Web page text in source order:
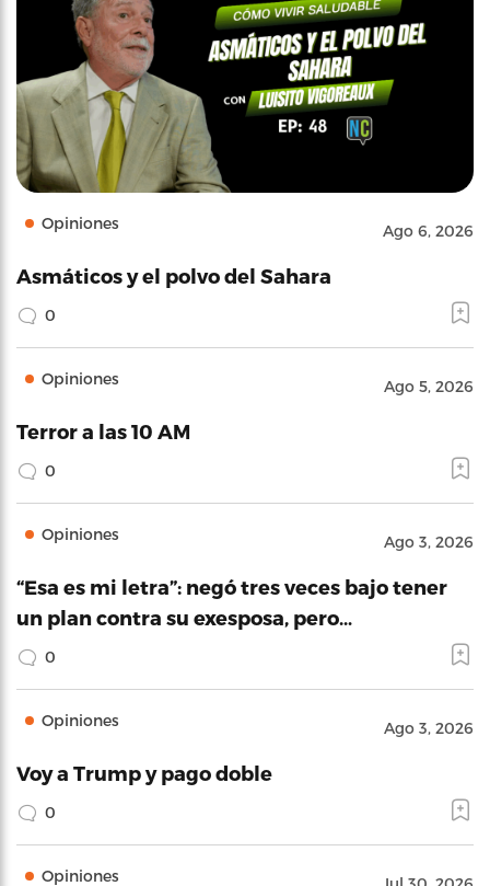
Opiniones Ago 6, 2026
Asmáticos y el polvo del Sahara
0
Opiniones Ago 5, 2026
Terror a las 10 AM
0
Opiniones Ago 3, 2026
“Esa es mi letra”: negó tres veces bajo tener
un plan contra su exesposa, pero…
0
Opiniones Ago 3, 2026
Voy a Trump y pago doble
0
Opiniones